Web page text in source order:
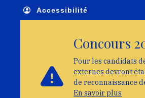
Accessibilité
Concours
Pour les candidats
externes devront
de reconnaissance
En savoir plus